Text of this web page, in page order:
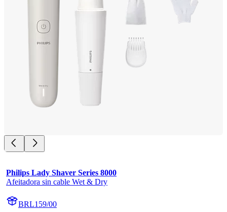
Philips Lady Shaver Series 8000
Afeitadora sin cable Wet & Dry
BRL159/00